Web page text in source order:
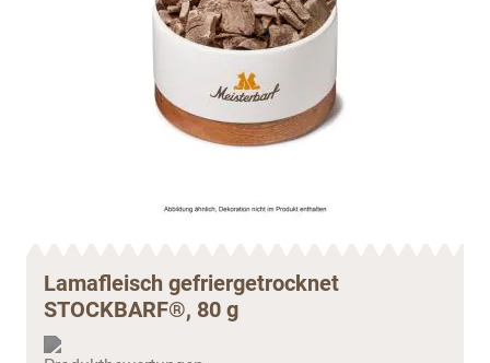
Lamafleisch gefriergetrocknet
STOCKBARF®, 80 g